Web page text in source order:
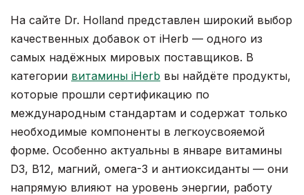
На сайте Dr. Holland представлен широкий выбор
качественных добавок от iHerb — одного из
самых надёжных мировых поставщиков. В
категории витамины iHerb вы найдёте продукты,
которые прошли сертификацию по
международным стандартам и содержат только
необходимые компоненты в легкоусвояемой
форме. Особенно актуальны в январе витамины
D3, B12, магний, омега-3 и антиоксиданты — они
напрямую влияют на уровень энергии, работу